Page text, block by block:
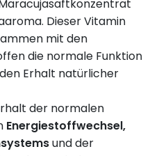
Dieser Vitamin
mit den
die normale Funktion
Erhalt natürlicher
der normalen
Energiestoffwechsel,
und der